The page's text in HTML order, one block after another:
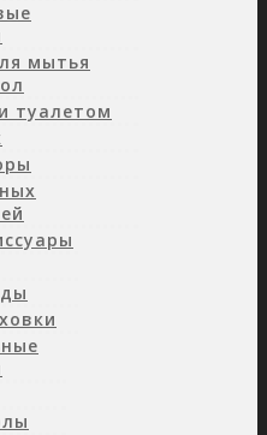
мытья
туалетом